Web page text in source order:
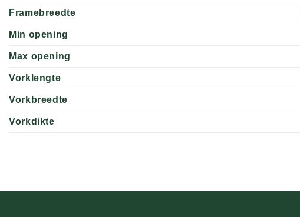
Framebreedte
Min opening
Max opening
Vorklengte
Vorkbreedte
Vorkdikte